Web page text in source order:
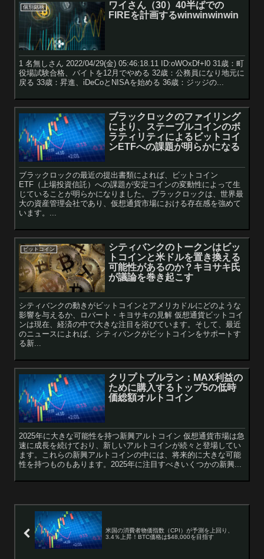
個別銘柄
ワイさん（30）40半ばでの
FIREを計画するwinwinwinwin
1 名無しさん 2022/04/29(金) 05:46:18.11 ID:oWOxDf+l0 31歳：町
役場試験合格、バイトを12月でやめる 32歳：公務員になり地元に
戻る 33歳：昇進、iDeCoとNISAを始める 36歳：ジッジの...
ブラックロックのファイリング
により、ステーブルコインのボ
ラティリティによるビットコイ
ンETFへの課題が明らかになる
ブラックロックの最近の提出書類によれば、ビットコイン
ETF（上場投資信託）への課題が安定コインの変動性によって生
じていることが明らかになりました。 ブラックロックは、世界最
大の資産管理会社であり、仮想通貨市場における存在感を強めて
います。...
ビットコイン
シティバンクのトークンはビッ
トコインと米ドルを置き換える
可能性があるのか？キヨサキ氏
が議論を巻き起こす
シティバンクの動きがビットコインとアメリカドルにどのような
影響を与えるか、ロバート・キヨサキの見解 仮想通貨ビットコイ
ンは現在、経済の中で大きな注目を浴びています。そして、最近
のニュースによれば、シティバンクがビットコインをサポートす
る新...
クリプトブルラン：MAX利益の
ために購入するトップ5の低時
価総額オルトコイン
2025年に大きな可能性を持つ新興アルトコイン 仮想通貨市場は急
速に成長を続けており、新しいアルトコインが続々と登場してい
ます。これらの新興アルトコインの中には、将来的に大きな可能
性を持つものもあります。2025年に注目すべきいくつかの新興...
米国の消費者物価指数（CPI）が予測を上回り、
3.4％上昇！BTC価格は$48,000を目指す